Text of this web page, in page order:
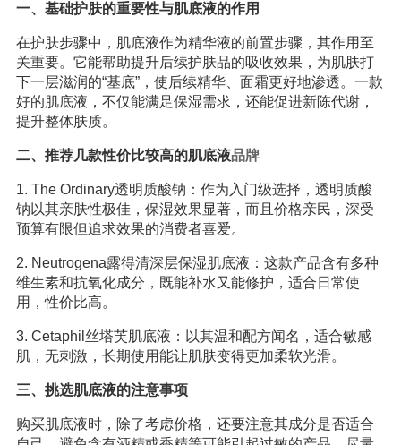
一、基础护肤的重要性与肌底液的作用
在护肤步骤中，肌底液作为精华液的前置步骤，其作用至
关重要。它能帮助提升后续护肤品的吸收效果，为肌肤打
下一层滋润的“基底”，使后续精华、面霜更好地渗透。一款
好的肌底液，不仅能满足保湿需求，还能促进新陈代谢，
提升整体肤质。
二、推荐几款性价比较高的肌底液品牌
1. The Ordinary透明质酸钠：作为入门级选择，透明质酸
钠以其亲肤性极佳，保湿效果显著，而且价格亲民，深受
预算有限但追求效果的消费者喜爱。
2. Neutrogena露得清深层保湿肌底液：这款产品含有多种
维生素和抗氧化成分，既能补水又能修护，适合日常使
用，性价比高。
3. Cetaphil丝塔芙肌底液：以其温和配方闻名，适合敏感
肌，无刺激，长期使用能让肌肤变得更加柔软光滑。
三、挑选肌底液的注意事项
购买肌底液时，除了考虑价格，还要注意其成分是否适合